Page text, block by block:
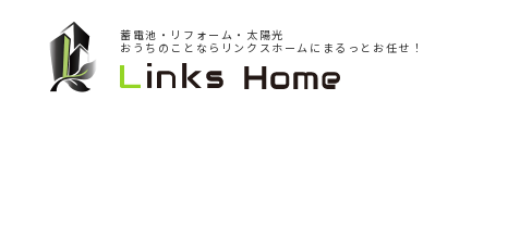
蓄電池・リフォーム・太陽光
おうちのことならリンクスホームにまるっとお任せ！